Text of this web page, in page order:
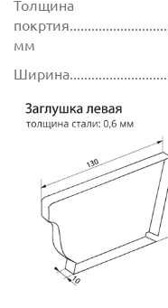
Толщина
мм